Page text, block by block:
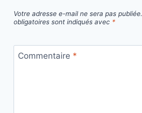
Votre adresse e-mail ne sera pas publiée.
obligatoires sont indiqués avec *
Commentaire *